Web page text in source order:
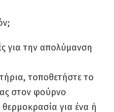
για την απολύμανση
τοποθετήστε το
στον φούρνο
για ένα ή